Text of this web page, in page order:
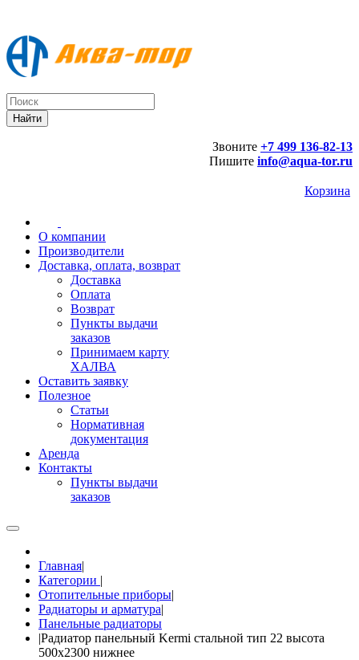
Звоните +7 499 136-82-13
Пишите info@aqua-tor.ru
Корзина
О компании
Производители
Доставка, оплата, возврат
Доставка
Оплата
Возврат
Пункты выдачи
заказов
Принимаем карту
ХАЛВА
Оставить заявку
Полезное
Статьи
Нормативная
документация
Аренда
Контакты
Пункты выдачи
заказов
Главная|
Категории |
Отопительные приборы|
Радиаторы и арматура|
Панельные радиаторы
|Радиатор панельный Kermi стальной тип 22 высота
500х2300 нижнее